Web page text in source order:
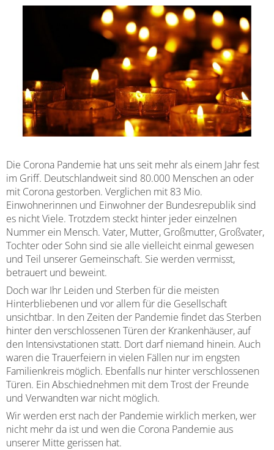
Ausschreibungen
Schiedsamt Moringen
Wahlen Kommunalwahlen
Informationen über die Bestattungsarten
Disc Golf Parcours im Moringer Stadtpark
Boulebahnen am Moringer Rathausplatz
Flaakebad
Soziales & Gesundheit
Kirchen
Veranstaltungen
Mitfahrerbänke
Baulückenkataster
Bauleitpläne im Beteiligungsverfahren
wirksame Bauleitpläne
Ver- und Entsorgung
Immobilien/Vermietung
Kriterienkatalog
Die Corona Pandemie hat uns seit mehr als einem Jahr fest
im Griff. Deutschlandweit sind 80.000 Menschen an oder
mit Corona gestorben. Verglichen mit 83 Mio.
Einwohnerinnen und Einwohner der Bundesrepublik sind
es nicht Viele. Trotzdem steckt hinter jeder einzelnen
Nummer ein Mensch. Vater, Mutter, Großmutter, Großvater,
Tochter oder Sohn sind sie alle vielleicht einmal gewesen
und Teil unserer Gemeinschaft. Sie werden vermisst,
betrauert und beweint.
Doch war Ihr Leiden und Sterben für die meisten
Hinterbliebenen und vor allem für die Gesellschaft
unsichtbar. In den Zeiten der Pandemie findet das Sterben
hinter den verschlossenen Türen der Krankenhäuser, auf
den Intensivstationen statt. Dort darf niemand hinein. Auch
waren die Trauerfeiern in vielen Fällen nur im engsten
Familienkreis möglich. Ebenfalls nur hinter verschlossenen
Türen. Ein Abschiednehmen mit dem Trost der Freunde
und Verwandten war nicht möglich.
Wir werden erst nach der Pandemie wirklich merken, wer
nicht mehr da ist und wen die Corona Pandemie aus
unserer Mitte gerissen hat.